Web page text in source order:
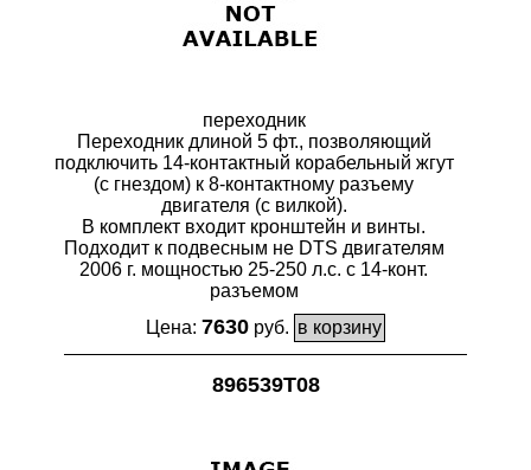
переходник
Переходник длиной 5 фт., позволяющий
подключить 14-контактный корабельный жгут
(с гнездом) к 8-контактному разъему
двигателя (с вилкой).
В комплект входит кронштейн и винты.
Подходит к подвесным не DTS двигателям
2006 г. мощностью 25-250 л.с. с 14-конт.
разъемом
Цена: 7630 руб.
896539T08